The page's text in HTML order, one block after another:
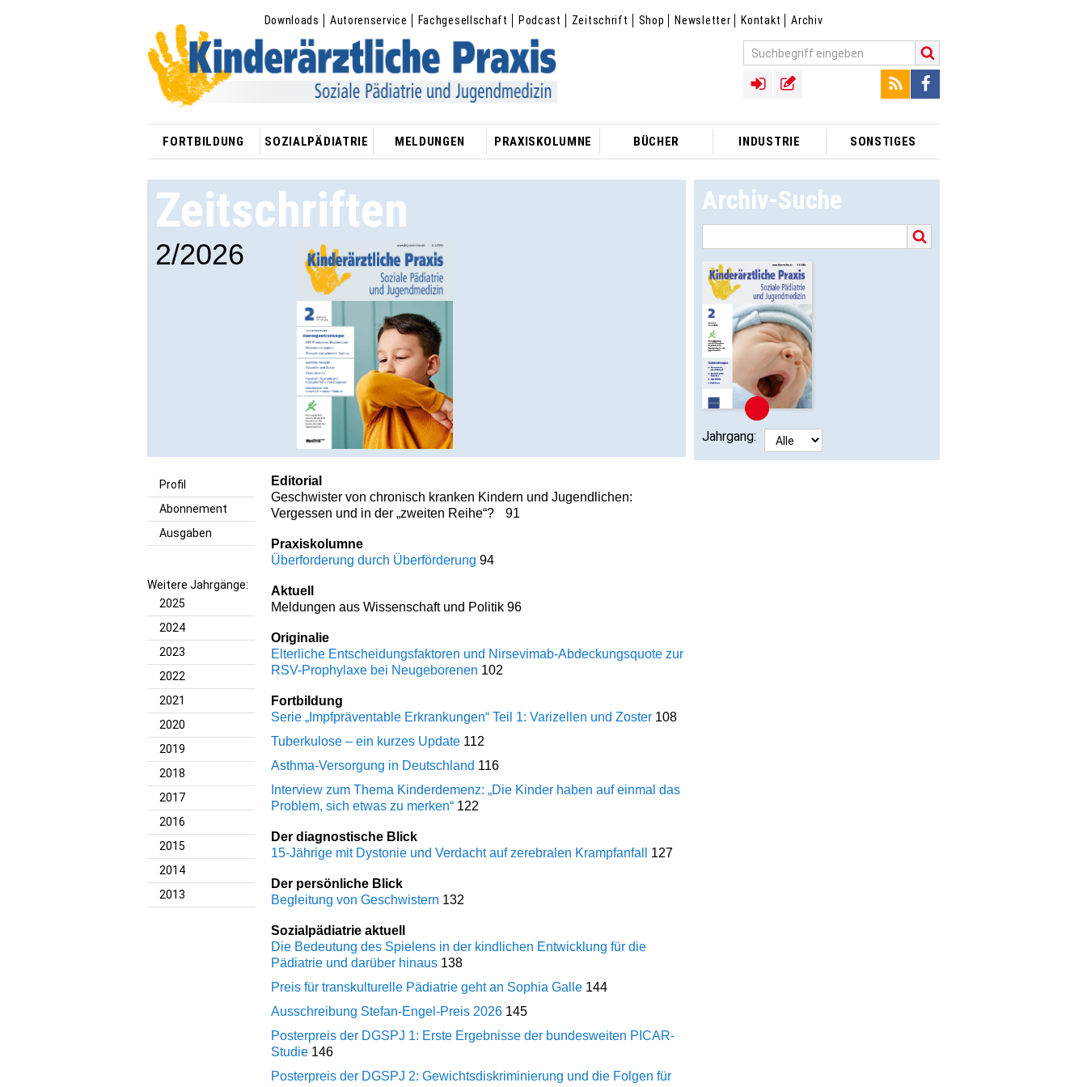
Downloads Autorenservice Fachgesellschaft Podcast Zeitschrift Shop Newsletter Kontakt Archiv
FORTBILDUNG SOZIALPÄDIATRIE MELDUNGEN PRAXISKOLUMNE BÜCHER INDUSTRIE SONSTIGES
Zeitschriften
2/2026
Profil
Abonnement
Ausgaben
Weitere Jahrgänge:
2025
2024
2023
2022
2021
2020
2019
2018
2017
2016
2015
2014
2013
Editorial
Geschwister von chronisch kranken Kindern und Jugendlichen:
Vergessen und in der „zweiten Reihe“?
91
Praxiskolumne
Überforderung durch Überförderung 94
Aktuell
Meldungen aus Wissenschaft und Politik96
Originalie
Elterliche Entscheidungsfaktoren und Nirsevimab-Abdeckungsquote zur
RSV-Prophylaxe bei Neugeborenen 102
Fortbildung
Serie „Impfpräventable Erkrankungen“ Teil 1: Varizellen und Zoster 108
Tuberkulose – ein kurzes Update 112
Asthma-Versorgung in Deutschland 116
Interview zum Thema Kinderdemenz: „Die Kinder haben auf einmal das
Problem, sich etwas zu merken“ 122
Der diagnostische Blick
15-Jährige mit Dystonie und Verdacht auf zerebralen Krampfanfall
127
Der persönliche Blick
Begleitung von Geschwistern 132
Sozialpädiatrie aktuell
Die Bedeutung des Spielens in der kindlichen Entwicklung für die
Pädiatrie und darüber hinaus 138
Preis für transkulturelle Pädiatrie geht an Sophia Galle 144
Ausschreibung Stefan-Engel-Preis 2026 145
Posterpreis der DGSPJ 1: Erste Ergebnisse der bundesweiten PICAR-
Studie 146
Posterpreis der DGSPJ 2: Gewichtsdiskriminierung und die Folgen für
Archiv-Suche
Jahrgang: